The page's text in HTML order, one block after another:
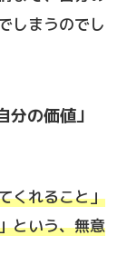
しまうのでし
の価値」
くれること」
という、無意